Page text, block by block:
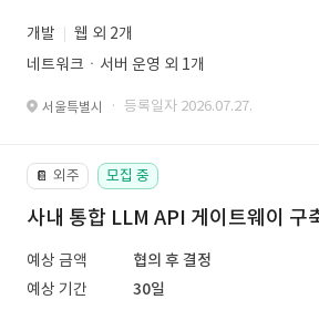
개발
웹 외 2개
네트워크ㆍ서버 운영 외 1개
서울특별시 · 등록일자 2026.07.27.
📔 외주 모집 중
사내 통합 LLM API 게이트웨이 구
예상 금액
협의 후 결정
예상 기간
30일